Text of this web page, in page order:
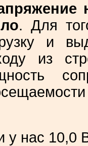
. Для
и
из
у нас 10,0